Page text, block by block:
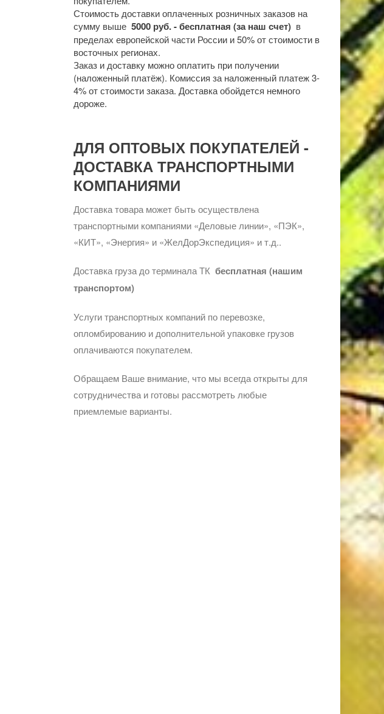
Стоимость доставки оплаченных розничных заказов на
сумму выше 5000 руб. - бесплатная (за наш счет) в
пределах европейской части России и 50% от стоимости в
восточных регионах.
Заказ и доставку можно оплатить при получении
(наложенный платёж). Комиссия за наложенный платеж 3-
4% от стоимости заказа. Доставка обойдется немного
дороже.
ДЛЯ ОПТОВЫХ ПОКУПАТЕЛЕЙ -
ДОСТАВКА ТРАНСПОРТНЫМИ
КОМПАНИЯМИ
Доставка товара может быть осуществлена
транспортными компаниями «Деловые линии», «ПЭК»,
«КИТ», «Энергия» и «ЖелДорЭкспедиция» и т.д..
Доставка груза до терминала ТКбесплатная (нашим
транспортом)
Услуги транспортных компаний по перевозке,
опломбированию и дополнительной упаковке грузов
оплачиваются покупателем.
Обращаем Ваше внимание, что мы всегда открыты для
сотрудничества и готовы рассмотреть любые
приемлемые варианты.